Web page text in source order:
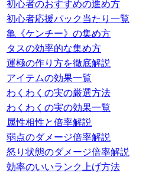
初心者のおすすめの進め方
初心者応援パック当たり一覧
亀《ケンチー》の集め方
タスの効率的な集め方
運極の作り方を徹底解説
アイテムの効果一覧
わくわくの実の厳選方法
わくわくの実の効果一覧
属性相性と倍率解説
弱点のダメージ倍率解説
怒り状態のダメージ倍率解説
効率のいいランク上げ方法